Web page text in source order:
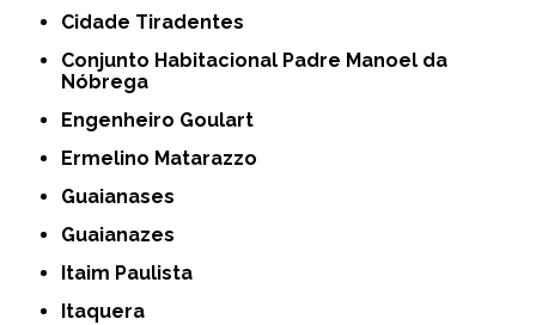
Cidade Tiradentes
Conjunto Habitacional Padre Manoel da
Nóbrega
Engenheiro Goulart
Ermelino Matarazzo
Guaianases
Guaianazes
Itaim Paulista
Itaquera